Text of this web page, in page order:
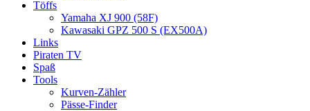
Töffs
Yamaha XJ 900 (58F)
Kawasaki GPZ 500 S (EX500A)
Links
Piraten TV
Spaß
Tools
Kurven-Zähler
Pässe-Finder